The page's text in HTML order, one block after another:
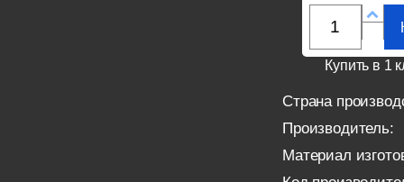
Купить в 1
Страна
Производитель:
Материал